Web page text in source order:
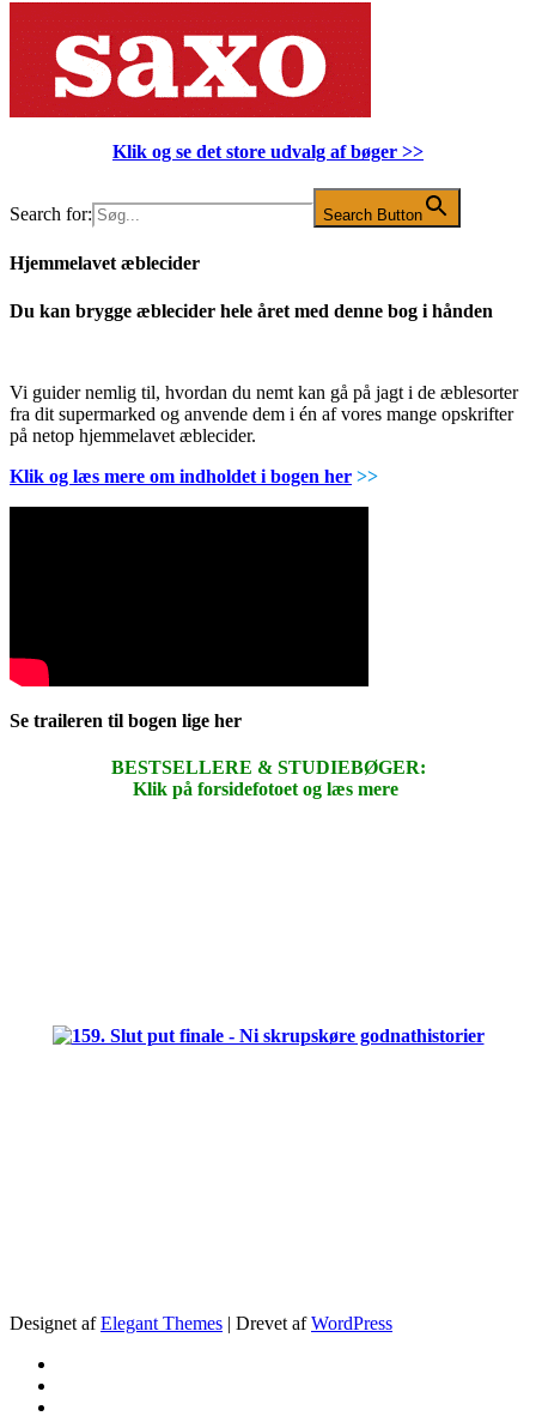
Klik og se det store udvalg af bøger >>
Search for: Search Button
Hjemmelavet æblecider
Du kan brygge æblecider hele året med denne bog i hånden
Vi guider nemlig til, hvordan du nemt kan gå på jagt i de æblesorter
fra dit supermarked og anvende dem i én af vores mange opskrifter
på netop hjemmelavet æblecider.
Klik og læs mere om indholdet i bogen her >>
Se traileren til bogen lige her
BESTSELLERE & STUDIEBØGER:
Klik på forsidefotoet og læs mere
Designet afElegant Themes | Drevet afWordPress